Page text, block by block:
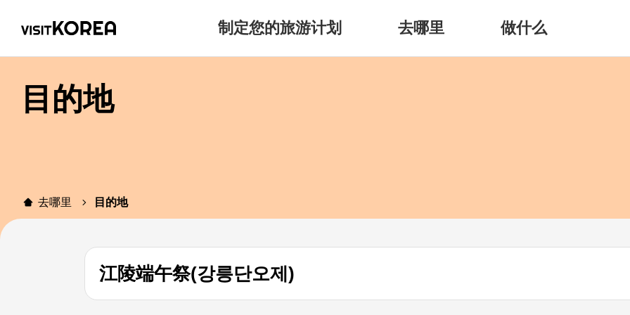
制定您的旅游计划 去哪里 做什么
目的地
去哪里 目的地
江陵端午祭(강릉단오제)